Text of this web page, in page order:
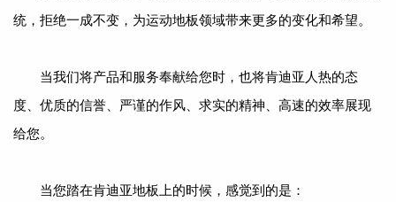
统，拒绝一成不变，为运动地板领域带来更多的变化和希望。
当我们将产品和服务奉献给您时，也将肯迪亚人热的态
度、优质的信誉、严谨的作风、求实的精神、高速的效率展现
给您。
当您踏在肯迪亚地板上的时候，感觉到的是：